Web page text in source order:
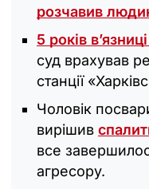
розчавив
5 років
суд врахував
станції
Чоловік
вирішив
все
агресору.